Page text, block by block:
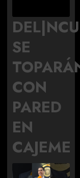
SE
CON
PARED
EN
CAJEME